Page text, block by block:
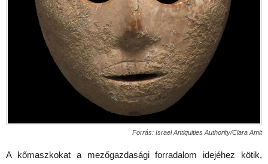
Forrás: Israel Antiquities Authority/Clara Amit
A kőmaszkokat a mezőgazdasági forradalom idejéhez kötik,